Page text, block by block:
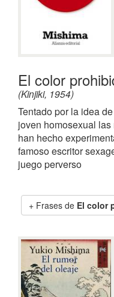
El color
(Kinjiki, 1954)
Tentado por la idea
joven homosexual
han hecho
famoso escritor
juego perverso
Frases de El color